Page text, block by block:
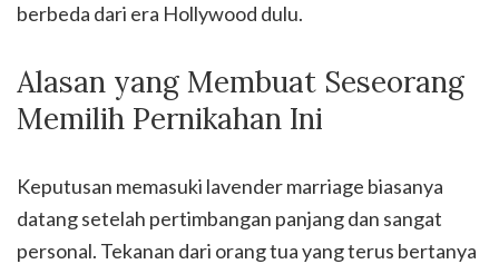
berbeda dari era Hollywood dulu.
Alasan yang Membuat Seseorang
Memilih Pernikahan Ini
Keputusan memasuki lavender marriage biasanya
datang setelah pertimbangan panjang dan sangat
personal. Tekanan dari orang tua yang terus bertanya